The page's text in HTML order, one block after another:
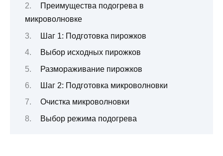
Преимущества подогрева в
микроволновке
Шаг 1: Подготовка пирожков
Выбор исходных пирожков
Размораживание пирожков
Шаг 2: Подготовка микроволновки
Очистка микроволновки
Выбор режима подогрева